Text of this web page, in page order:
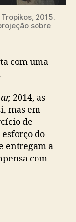
2015.
sobre
com uma
2014, as
mas em
de
do
entregam a
com